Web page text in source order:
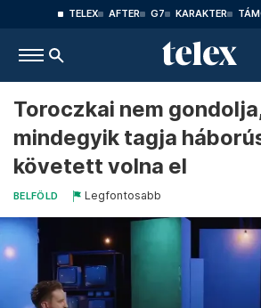
TELEX AFTER G7 KARAKTER
Toroczkai nem
mindegyik tagja
követett volna el
BELFÖLD Legfontosabb